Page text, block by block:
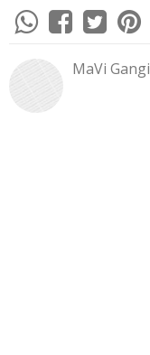
MaVi Gangi